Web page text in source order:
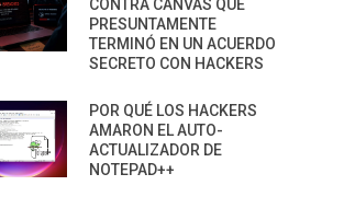
CONTRA CANVAS QUE
PRESUNTAMENTE
TERMINÓ EN UN ACUERDO
SECRETO CON HACKERS
POR QUÉ LOS HACKERS
AMARON EL AUTO-
ACTUALIZADOR DE
NOTEPAD++